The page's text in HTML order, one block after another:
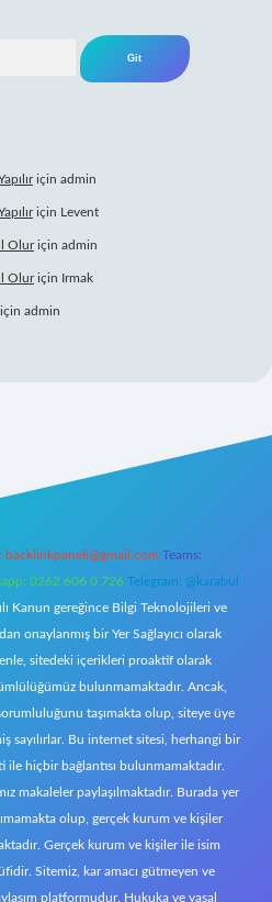
için admin
için Levent
Oluriçin admin
Oluriçin Irmak
için admin
backlinkpaneli@gmail.com Teams:
0262 606 0 726 Telegram: @karabul
Kanun gereğince Bilgi Teknolojileri ve
onaylanmış bir Yer Sağlayıcı olarak
sitedeki içerikleri proaktif olarak
bulunmamaktadır. Ancak,
taşımakta olup, siteye üye
sayılırlar. Bu internet sitesi, herhangi bir
ile hiçbir bağlantısı bulunmamaktadır.
makaleler paylaşılmaktadır. Burada yer
olup, gerçek kurum ve kişiler
Gerçek kurum ve kişiler ile isim
Sitemiz, kar amacı gütmeyen ve
platformudur. Hukuka ve yasal